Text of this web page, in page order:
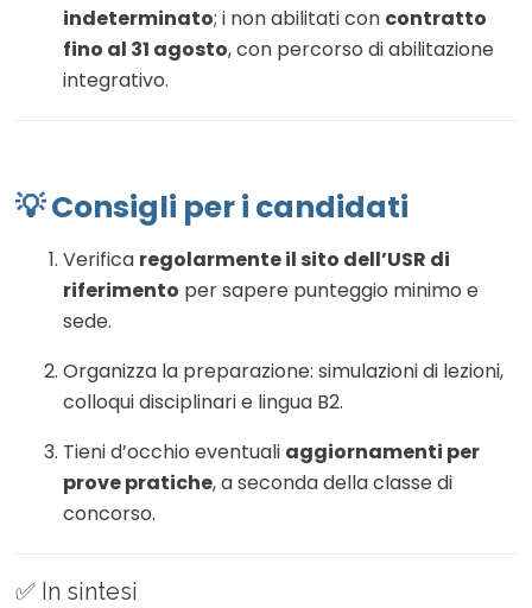
indeterminato; i non abilitati con contratto
fino al 31 agosto, con percorso di abilitazione
integrativo.
💡 Consigli per i candidati
Verifica regolarmente il sito dell’USR di
riferimento per sapere punteggio minimo e
sede.
Organizza la preparazione: simulazioni di lezioni,
colloqui disciplinari e lingua B2.
Tieni d’occhio eventuali aggiornamenti per
prove pratiche, a seconda della classe di
concorso.
✅ In sintesi